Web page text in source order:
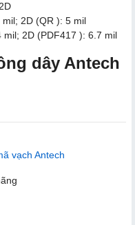
2D (QR ): 5 mil
(PDF417 ): 6.7 mil
dây Antech
vạch Antech